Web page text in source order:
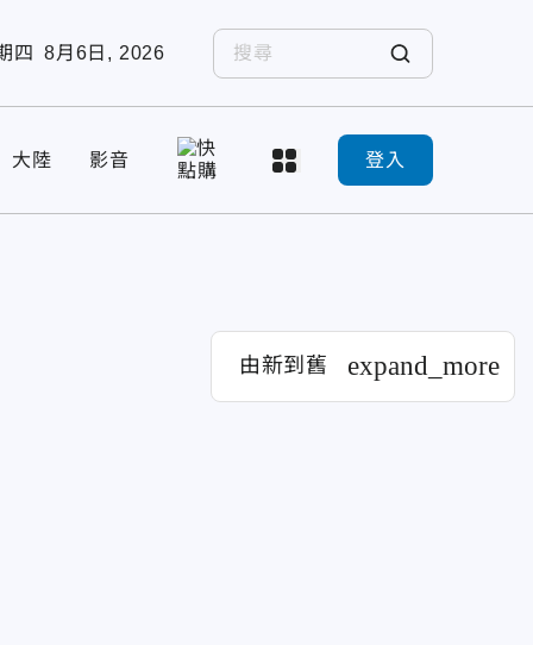
四 8月6日, 2026
大陸 影音 登入
由新到舊 expand_more